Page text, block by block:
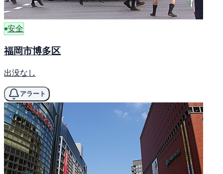
安全
福岡市博多区
出没なし
アラート